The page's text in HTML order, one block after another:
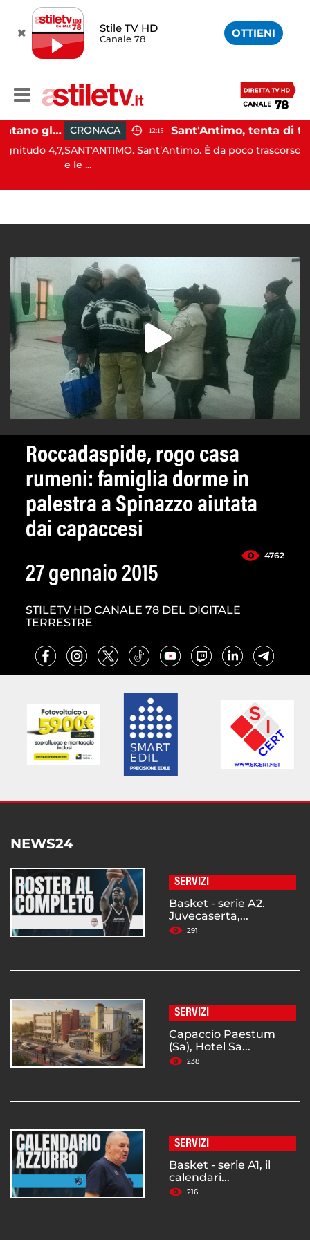
Stile TV HD
Canale 78 OTTIENI
Campi Flegrei, aumentano gli sfollati e infuria lo scontro politico
4,7,
CRONACA 12:15
SANT'ANTIMO. Sant’Antimo. È da poco trascorso il
Roccadaspide, rogo casa
rumeni: famiglia dorme in
palestra a Spinazzo aiutata
dai capaccesi
4762
27 gennaio 2015
STILETV HD CANALE 78 DEL DIGITALE
TERRESTRE
NEWS24
SERVIZI
Basket - serie A2.
Juvecaserta,...
291
SERVIZI
Capaccio Paestum
(Sa), Hotel Sa...
238
SERVIZI
Basket - serie A1, il
calendari...
216